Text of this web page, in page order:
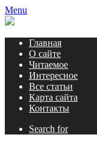
Menu
Главная
О сайте
Читаемое
Интересное
Все статьи
Карта сайта
Контакты
Search for